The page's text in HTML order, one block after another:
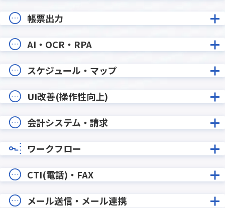
帳票出力
AI・OCR・RPA
スケジュール・マップ
UI改善(操作性向上)
会計システム・請求
ワークフロー
CTI(電話)・FAX
メール送信・メール連携